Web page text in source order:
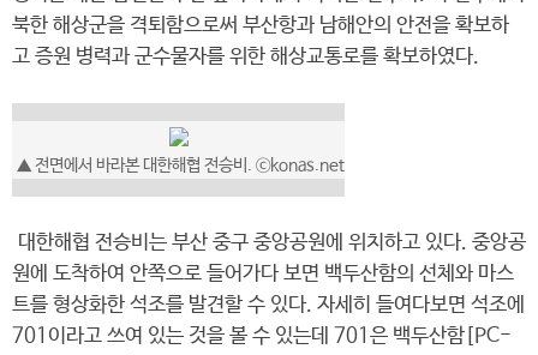
북한 해상군을 격퇴함으로써 부산항과 남해안의 안전을 확보하
고 증원 병력과 군수물자를 위한 해상교통로를 확보하였다.
▲ 전면에서 바라본 대한해협 전승비. ⓒkonas.net
대한해협 전승비는 부산 중구 중앙공원에 위치하고 있다. 중앙공
원에 도착하여 안쪽으로 들어가다 보면 백두산함의 선체와 마스
트를 형상화한 석조를 발견할 수 있다. 자세히 들여다보면 석조에
701이라고 쓰여 있는 것을 볼 수 있는데 701은 백두산함[PC-